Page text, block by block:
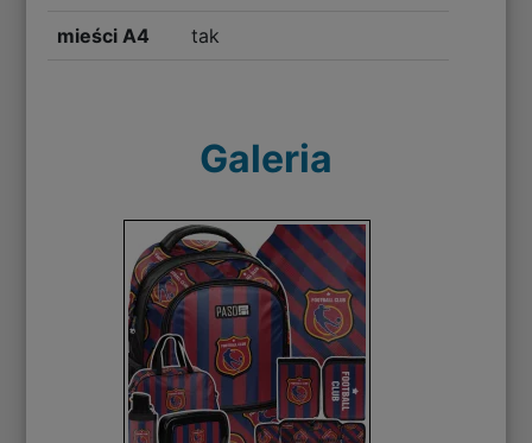
mieści A4 tak
Galeria